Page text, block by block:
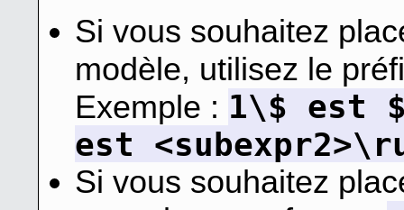
Si vous souhaitez
modèle, utilisez le
Exemple : 1\$ est
est
Si vous souhaitez